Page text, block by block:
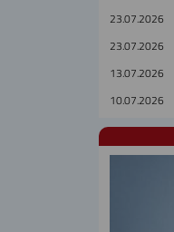
23.07.2026
23.07.2026
13.07.2026
10.07.2026